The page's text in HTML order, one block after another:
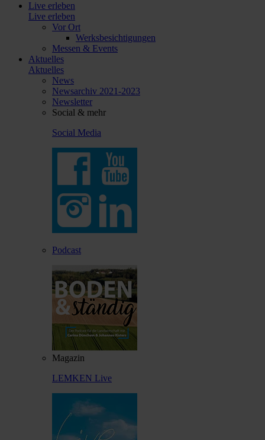
Live erleben
Live erleben
Vor Ort
Werksbesichtigungen
Messen & Events
Aktuelles
Aktuelles
News
Newsarchiv 2021-2023
Newsletter
Social & mehr
Social Media
Podcast
Magazin
LEMKEN Live